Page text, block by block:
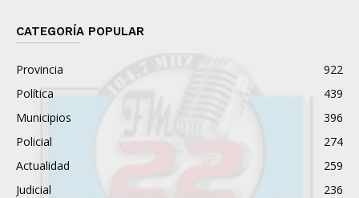
CATEGORÍA POPULAR
Provincia
922
Política
439
Municipios
396
Policial
274
Actualidad
259
Judicial
236